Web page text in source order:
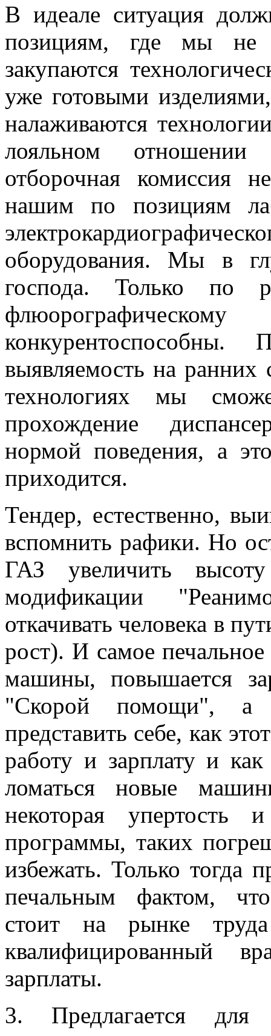
В идеале ситуация
позициям, где мы не
закупаются
уже готовыми
налаживаются
лояльном отношении
отборочная комиссия
нашим по позициям
оборудования. Мы в
господа. Только по
конкурентоспособны.
выявляемость на ранних
технологиях мы
прохождение
нормой поведения, а
приходится.
Тендер, естественно,
вспомнить рафики. Но
ГАЗ увеличить
модификации
откачивать человека в
рост). И самое
машины, повышается
"Скорой помощи",
представить себе, как
работу и зарплату и
ломаться новые
некоторая упертость
программы, таких
избежать. Только тогда
печальным фактом,
стоит на рынке
квалифицированный
зарплаты.
3. Предлагается для